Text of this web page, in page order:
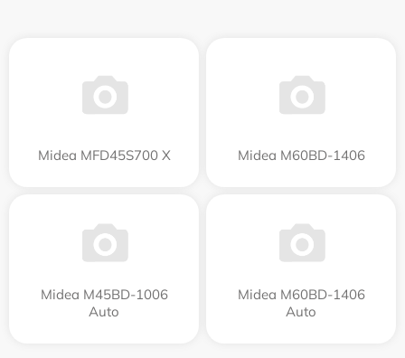
Midea MFD45S700 X Midea M60BD-1406
Midea M45BD-1006
Auto
Midea M60BD-1406
Auto